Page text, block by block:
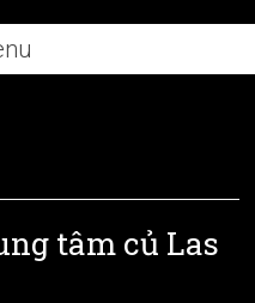
tâm củ Las